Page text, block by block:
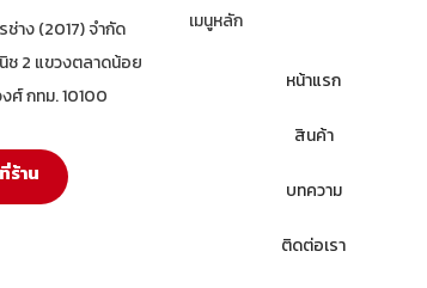
าง (2017) จำกัด
ช 2 แขวงตลาดน้อย
ศ์ กทม. 10100
ร้าน
เมนูหลัก
หน้าแรก
สินค้า
บทความ
ติดต่อเรา